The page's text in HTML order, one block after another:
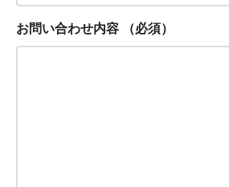
お問い合わせ内容 （必須）